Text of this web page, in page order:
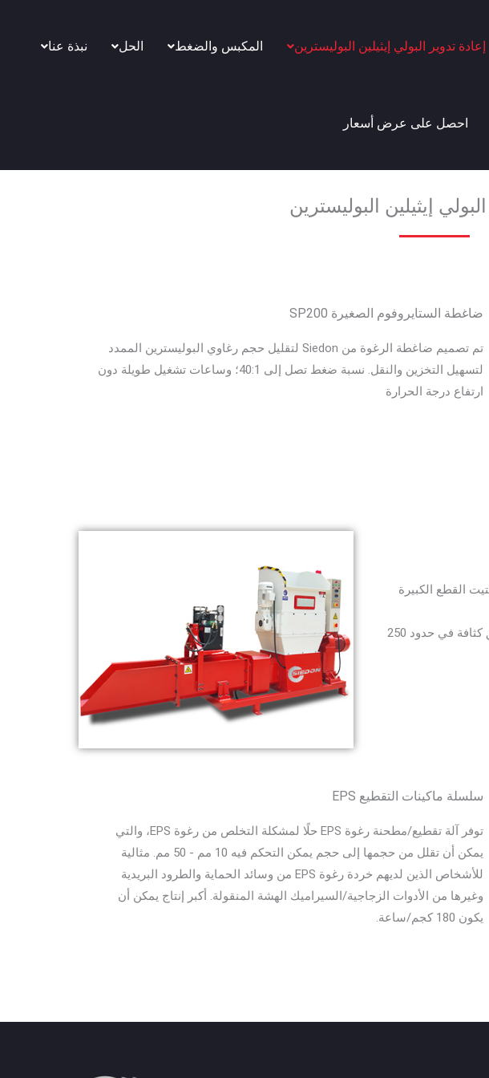
إعادة تدوير البولي إيثيلين البوليسترين المكبس والضغط الحل نبذة عنا
احصل على عرض أسعار
إيثيلين البوليسترين
ضاغطة الستايروفوم الصغيرة SP200
تم تصميم ضاغطة الرغوة من Siedon لتقليل حجم رغاوي البوليسترين الممدد
لتسهيل التخزين والنقل. نسبة ضغط تصل إلى 40:1؛ وساعات تشغيل طويلة دون
ارتفاع درجة الحرارة
القطع الكبيرة
ضغط يصل إلى 50:1. 98% تخفيض في الحجم. يحقق كثافة في حدود 250
سلسلة ماكينات التقطيع EPS
توفر آلة تقطيع/مطحنة رغوة EPS حلًا لمشكلة التخلص من رغوة EPS، والتي
يمكن أن تقلل من حجمها إلى حجم يمكن التحكم فيه 10 مم - 50 مم. مثالية
للأشخاص الذين لديهم خردة رغوة EPS من وسائد الحماية والطرود البريدية
وغيرها من الأدوات الزجاجية/السيراميك الهشة المنقولة. أكبر إنتاج يمكن أن
يكون 180 كجم/ساعة.